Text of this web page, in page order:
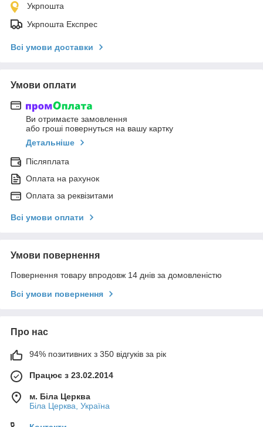
Укрпошта
Укрпошта Експрес
Всі умови доставки
Умови оплати
Ви отримаєте замовлення
або гроші повернуться на вашу картку
Детальніше
Післяплата
Оплата на рахунок
Оплата за реквізитами
Всі умови оплати
Умови повернення
Повернення товару впродовж 14 днів за домовленістю
Всі умови повернення
Про нас
94% позитивних з 350 відгуків за рік
Працює з 23.02.2014
м. Біла Церква
Біла Церква, Україна